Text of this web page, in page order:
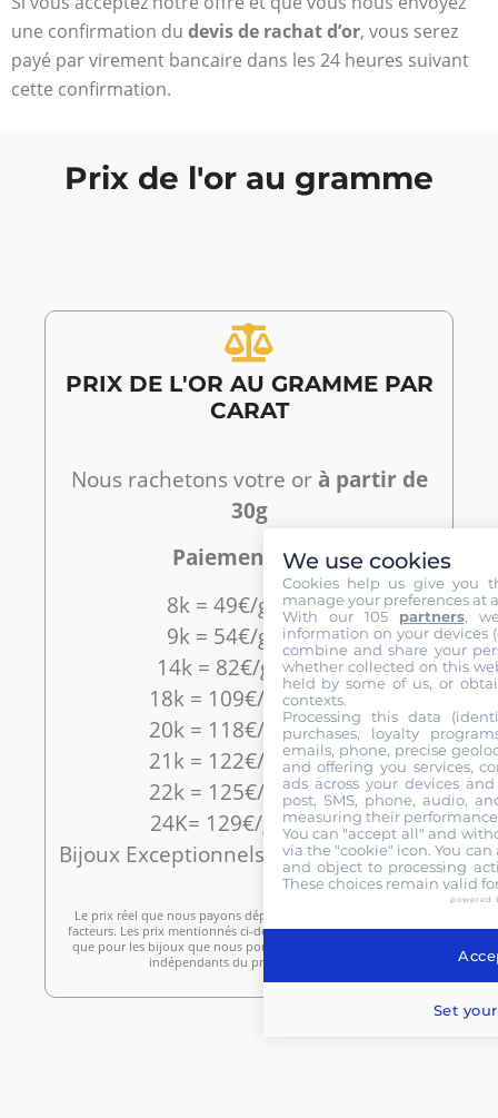
une confirmation du devis de rachat d’or, vous serez
payé par virement bancaire dans les 24 heures suivant
cette confirmation.
Prix de l'or au gramme
PRIX DE L'OR AU GRAMME PAR
CARAT
Nous rachetons votre or à partir de
30g
Paiement Cash
8k = 49€/g-50€/g
9k = 54€/g-56€/g
14k = 82€/g-83€/gr
18k = 109€/g-110€/g
20k = 118€/g-119€/g
21k = 122€/g-123€/g
22k = 125€/g-126€/g
24K= 129€/g-130€/g
Bijoux Exceptionnels : 250€/g – 580€/g
Le prix réel que nous payons dépend d’un certain nombre de
facteurs. Les prix mentionnés ci-dessus ne peuvent être utilisés
que pour les bijoux que nous pouvons revendre et sont donc
indépendants du prix actuel de l’or
We use cookies
Cookies help us give you
manage your preferences at
With our 105 partners,
information on your devices
combine and share your
whether collected on this
held by some of us, or
contexts.
Processing this data
purchases, loyalty
emails, phone, precise
and offering you services,
ads across your devices
post, SMS, phone, audio,
measuring their
You can "accept all" and
via the "cookie" icon. You
and object to processing
These choices remain valid
powered
Set